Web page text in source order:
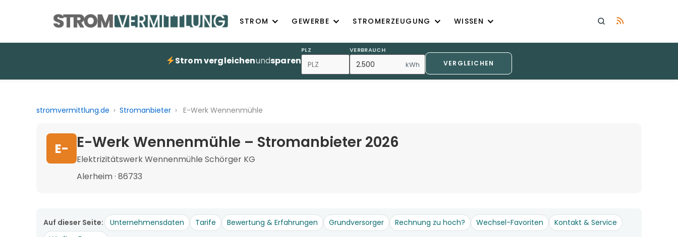
STROM GEWERBE STROMERZEUGUNG WISSEN
Strom vergleichenundsparen
PLZ VERBRAUCH
kWh VERGLEICHEN
stromvermittlung.de › Stromanbieter › E-Werk Wennenmühle
E- E-Werk Wennenmühle – Stromanbieter 2026
Elektrizitätswerk Wennenmühle Schörger KG
Alerheim · 86733
Auf dieser Seite: Unternehmensdaten Tarife Bewertung & Erfahrungen Grundversorger Rechnung zu hoch? Wechsel-Favoriten
Kontakt & Service